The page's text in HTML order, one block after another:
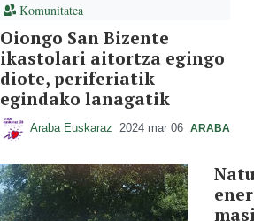
Komunitatea
Oiongo San Bizente
ikastolari aitortza egingo
diote, periferiatik
egindako lanagatik
Araba Euskaraz 2024 mar 06 ARABA